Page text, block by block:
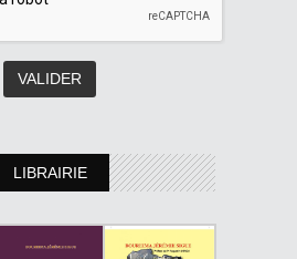
LIBRAIRIE